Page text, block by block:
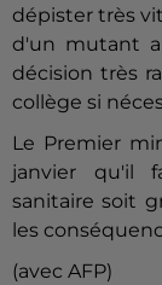
dépister très
d'un mutant
décision très
collège si
Le Premier
janvier qu'il
sanitaire soit
les
(avec AFP)